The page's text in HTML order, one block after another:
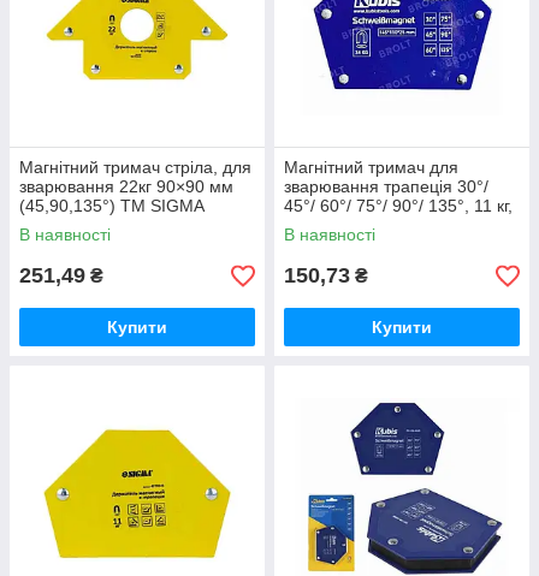
Магнітний тримач стріла, для
зварювання 22кг 90×90 мм
(45,90,135°) ТМ SIGMA
В наявності
251,49 ₴
Купити
Магнітний тримач для
зварювання трапеція 30°/
45°/ 60°/ 75°/ 90°/ 135°, 11 кг,
100*68*14 мм ТМ Kubis
В наявності
150,73 ₴
Купити